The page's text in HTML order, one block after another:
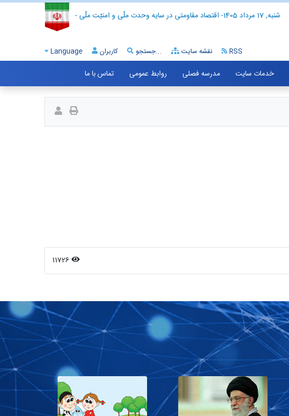
- اقتصاد مقاومتی در سایه وحدت ملّی و امنیّت ملّی - شنبه, 17 مرداد 1405
Language کاربران جستجو... نقشه سایت RSS
خدمات سایت مدرسه فصلی روابط عمومی تماس با ما
11726